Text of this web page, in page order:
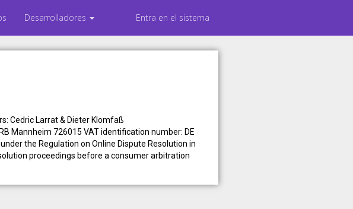
Desarrolladores Entra en el sistema
Cedric Larrat & Dieter Klomfaß
Mannheim 726015 VAT identification number: DE
the Regulation on Online Dispute Resolution in
proceedings before a consumer arbitration